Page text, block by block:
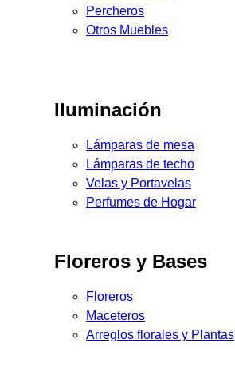
Percheros
Otros Muebles
Iluminación
Lámparas de mesa
Lámparas de techo
Velas y Portavelas
Perfumes de Hogar
Floreros y Bases
Floreros
Maceteros
Arreglos florales y Plantas